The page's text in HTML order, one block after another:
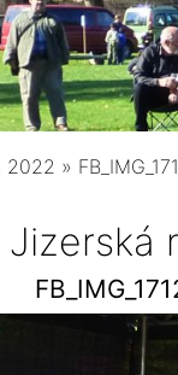
2022 »
Jizerská